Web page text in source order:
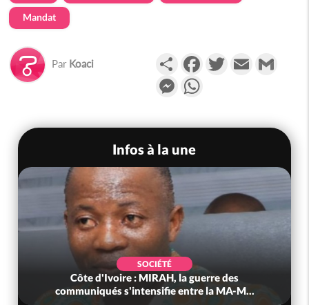
Mandat
Par Koaci PartagerFacebookTwitterEmail
Messenger
Infos à la une
SOCIÉTÉ
Côte d'Ivoire : MIRAH, la guerre des
communiqués s'intensifie entre la MA-M...